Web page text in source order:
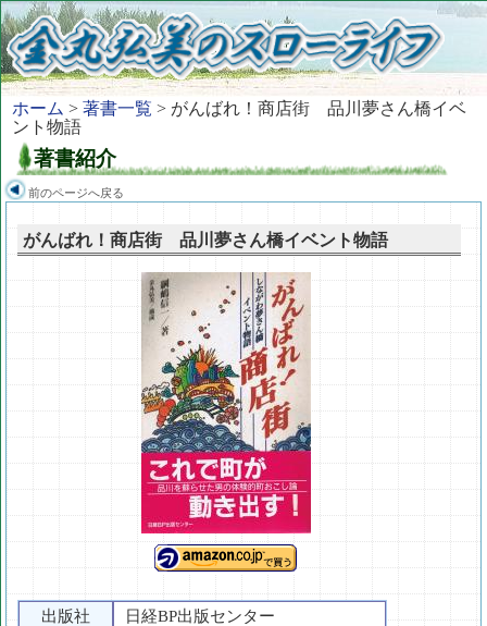
ホーム > 著書一覧 > がんばれ！商店街 品川夢さん橋イベ
ント物語
著書紹介
前のページへ戻る
がんばれ！商店街 品川夢さん橋イベント物語
出版社
日経BP出版センター